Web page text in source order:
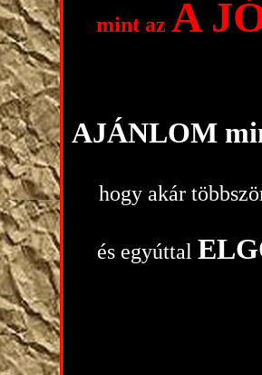
mint az A
AJÁNLOM
hogy akár
és egyúttal